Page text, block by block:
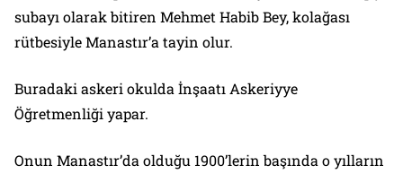
subayı olarak bitiren Mehmet Habib Bey, kolağası
rütbesiyle Manastır’a tayin olur.
Buradaki askeri okulda İnşaatı Askeriyye
Öğretmenliği yapar.
Onun Manastır’da olduğu 1900’lerin başında o yılların